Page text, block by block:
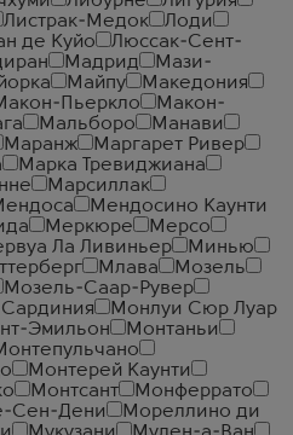
Листрак-Медок
Лоди
де Куйо
Люссак-Сент-
Мадрид
Мази-
Майпу
Македония
Пьеркло
Макон-
Мальборо
Манави
Маранж
Маргарет Ривер
Марка Тревиджиана
Марсиллак
Мендосино Каунти
Меркюре
Мерсо
Ла Ливиньер
Минью
Млава
Мозель
Мозель-Саар-Рувер
Монлуи Сюр Луар
Эмильон
Монтаньи
Монтерей Каунти
Монтсант
Монферрато
Сен-Дени
Мореллино ди